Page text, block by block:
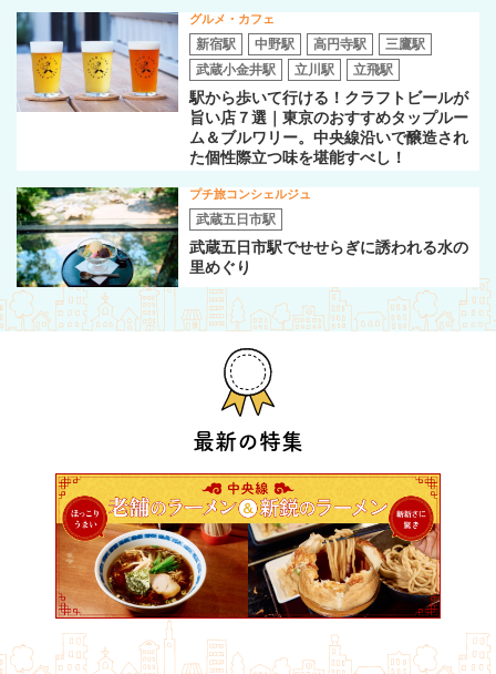
グルメ・カフェ
新宿駅 中野駅 高円寺駅
三鷹駅
武蔵小金井駅
立川駅 立飛駅
駅から歩いて行ける！クラフトビールが
旨い店７選｜東京のおすすめタップルー
ム＆ブルワリー。中央線沿いで醸造され
た個性際立つ味を堪能すべし！
プチ旅コンシェルジュ
武蔵五日市駅
武蔵五日市駅でせせらぎに誘われる水の
里めぐり
最新の特集